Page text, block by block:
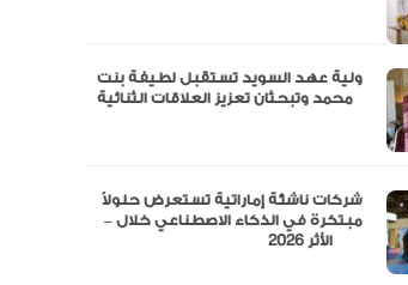
ولية عهد السويد تستقبل لطيفة بنت
شركات ناشئة إماراتية تستعرض حلولاً
مبتكرة في الذكاء الاصطناعي خلال –